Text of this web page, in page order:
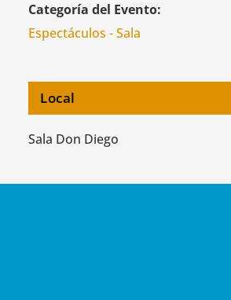
Categoría del Evento:
Espectáculos - Sala
Local
Sala Don Diego